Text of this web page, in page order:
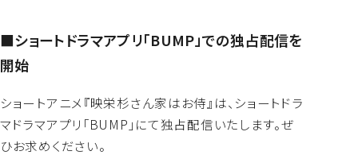
■ショートドラマアプリ「BUMP」での独占配信を
開始
ショートアニメ『映栄杉さん家はお侍』は、ショートドラ
マドラマアプリ「BUMP」にて独占配信いたします。ぜ
ひお求めください。